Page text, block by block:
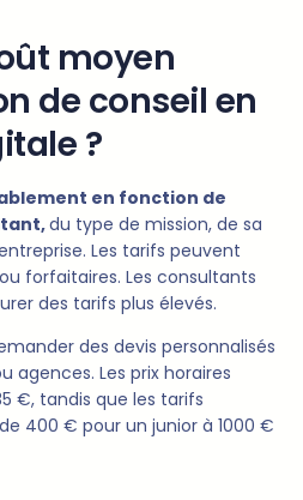
moyen
de conseil en
?
en fonction de
du type de mission, de sa
Les tarifs peuvent
forfaitaires. Les consultants
des tarifs plus élevés.
des devis personnalisés
agences. Les prix horaires
€, tandis que les tarifs
400 € pour un junior à 1000 €